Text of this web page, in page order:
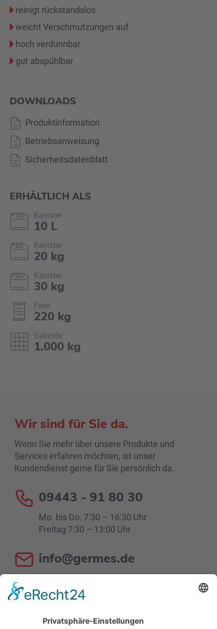
reinigt rückstandslos
weicht Verschmutzungen auf
hoch verdünnbar
gut abspühlbar
DOWNLOADS
Produktinformation
Betriebsanweisung
Sicherheitsdatenblatt
ERHÄLTLICH ALS
Kanister
10 L
Kanister
20 kg
Kanister
30 kg
Fass
220 kg
Gebinde
1.000 kg
Wir sind für Sie da.
Wenn Sie mehr über unsere Produkte und
Services erfahren möchten, ist unser
Kundendienst gerne für Sie persönlich da.
09443 - 91 80 30
Mo. bis Do. 7:30 – 16:30 Uhr
Freitag 7:30 – 13:00 Uhr
info@germes.de
Fr. 8:00 – 13:00 Uhr